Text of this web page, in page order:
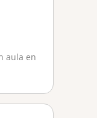
aula en